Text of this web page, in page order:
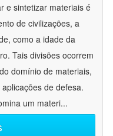
e sintetizar materiais é
de civilizações, a
como a idade da
Tais divisões ocorrem
domínio de materiais,
de defesa.
um materi...